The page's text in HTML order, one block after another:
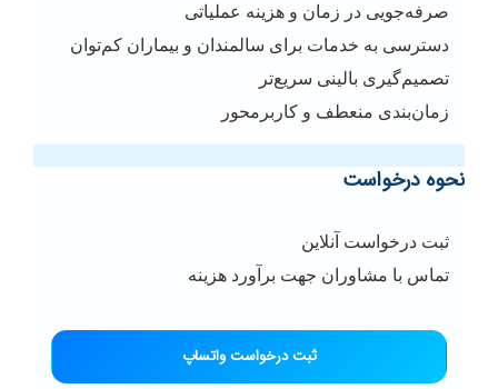
صرفه‌جویی در زمان و هزینه عملیاتی
دسترسی به خدمات برای سالمندان و بیماران کم‌توان
تصمیم‌گیری بالینی سریع‌تر
زمان‌بندی منعطف و کاربرمحور
نحوه درخواست
ثبت درخواست آنلاین
تماس با مشاوران جهت برآورد هزینه
ثبت درخواست واتساپ